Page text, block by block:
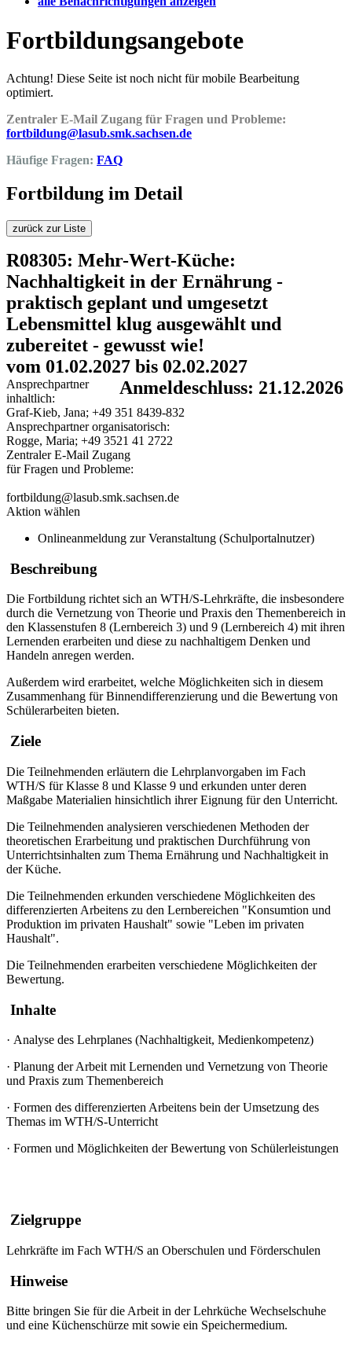
Fortbildungsangebote
Achtung! Diese Seite ist noch nicht für mobile Bearbeitung
optimiert.
Zentraler E-Mail Zugang für Fragen und Probleme:
fortbildung@lasub.smk.sachsen.de
Häufige Fragen: FAQ
Fortbildung im Detail
zurück zur Liste
R08305: Mehr-Wert-Küche:
Nachhaltigkeit in der Ernährung -
praktisch geplant und umgesetzt
Lebensmittel klug ausgewählt und
zubereitet - gewusst wie!
vom 01.02.2027 bis 02.02.2027
Anmeldeschluss: 21.12.2026
Ansprechpartner
inhaltlich:
Graf-Kieb, Jana; +49 351 8439-832
Ansprechpartner organisatorisch:
Rogge, Maria; +49 3521 41 2722
Zentraler E-Mail Zugang
für Fragen und Probleme:
fortbildung@lasub.smk.sachsen.de
Aktion wählen
Onlineanmeldung zur Veranstaltung (Schulportalnutzer)
Beschreibung
Die Fortbildung richtet sich an WTH/S-Lehrkräfte, die insbesondere
durch die Vernetzung von Theorie und Praxis den Themenbereich in
den Klassenstufen 8 (Lernbereich 3) und 9 (Lernbereich 4) mit ihren
Lernenden erarbeiten und diese zu nachhaltigem Denken und
Handeln anregen werden.
Außerdem wird erarbeitet, welche Möglichkeiten sich in diesem
Zusammenhang für Binnendifferenzierung und die Bewertung von
Schülerarbeiten bieten.
Ziele
Die Teilnehmenden erläutern die Lehrplanvorgaben im Fach
WTH/S für Klasse 8 und Klasse 9 und erkunden unter deren
Maßgabe Materialien hinsichtlich ihrer Eignung für den Unterricht.
Die Teilnehmenden analysieren verschiedenen Methoden der
theoretischen Erarbeitung und praktischen Durchführung von
Unterrichtsinhalten zum Thema Ernährung und Nachhaltigkeit in
der Küche.
Die Teilnehmenden erkunden verschiedene Möglichkeiten des
differenzierten Arbeitens zu den Lernbereichen "Konsumtion und
Produktion im privaten Haushalt" sowie "Leben im privaten
Haushalt".
Die Teilnehmenden erarbeiten verschiedene Möglichkeiten der
Bewertung.
Inhalte
· Analyse des Lehrplanes (Nachhaltigkeit, Medienkompetenz)
· Planung der Arbeit mit Lernenden und Vernetzung von Theorie
und Praxis zum Themenbereich
· Formen des differenzierten Arbeitens bein der Umsetzung des
Themas im WTH/S-Unterricht
· Formen und Möglichkeiten der Bewertung von Schülerleistungen
Zielgruppe
Lehrkräfte im Fach WTH/S an Oberschulen und Förderschulen
Hinweise
Bitte bringen Sie für die Arbeit in der Lehrküche Wechselschuhe
und eine Küchenschürze mit sowie ein Speichermedium.